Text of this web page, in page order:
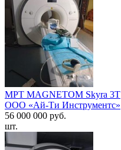
МРТ MAGNETOM Skyra 3T
ООО «Ай-Ти Инструментс»
56 000 000 руб.
шт.